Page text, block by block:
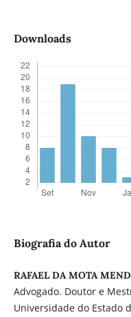
Downloads
Biografia do Autor
RAFAEL DA MOTA
Advogado. Doutor e
Universidade do Estado